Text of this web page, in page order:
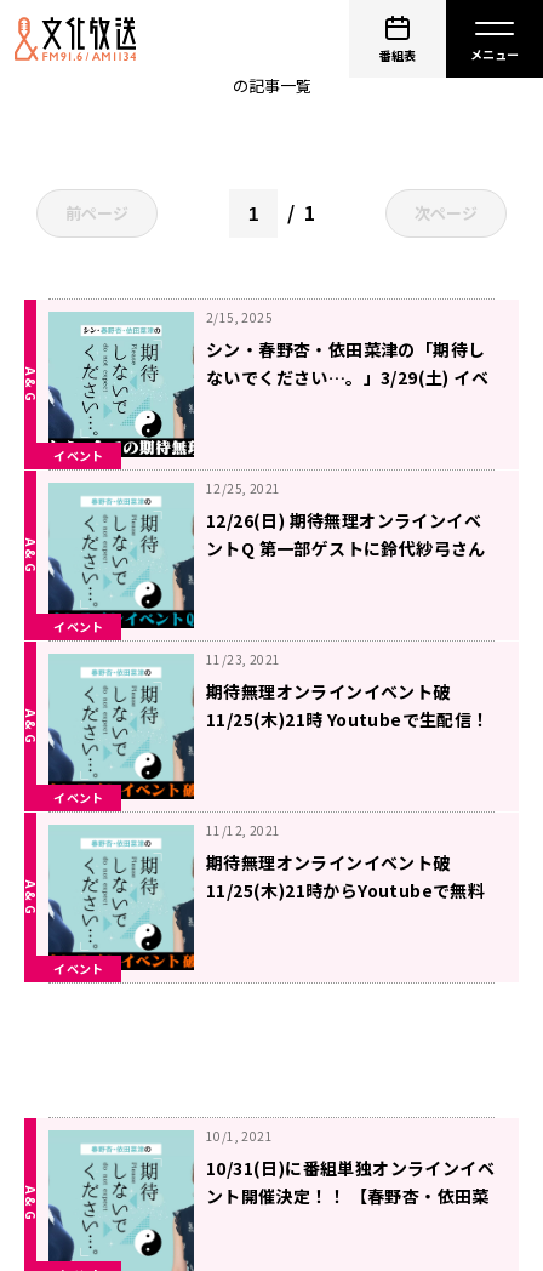
番組表
の記事一覧
前ページ 1 次ページ
イベント
2/15, 2025
シン・春野杏・依田菜津の「期待し
ないでください…。」3/29(土) イベ
イベント
12/25, 2021
12/26(日) 期待無理オンラインイベ
ントQ 第一部ゲストに鈴代紗弓さん
イベント
11/23, 2021
期待無理オンラインイベント破
11/25(木)21時 Youtubeで生配信！
イベント
11/12, 2021
期待無理オンラインイベント破
11/25(木)21時からYoutubeで無料
10/1, 2021
10/31(日)に番組単独オンラインイベ
ント開催決定！！ 【春野杏・依田菜